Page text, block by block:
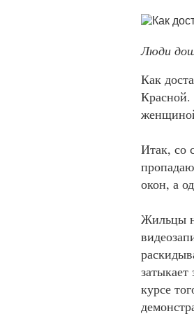
Люди
Как
Красной.
Итак, со
окон, а
Жильцы
курсе